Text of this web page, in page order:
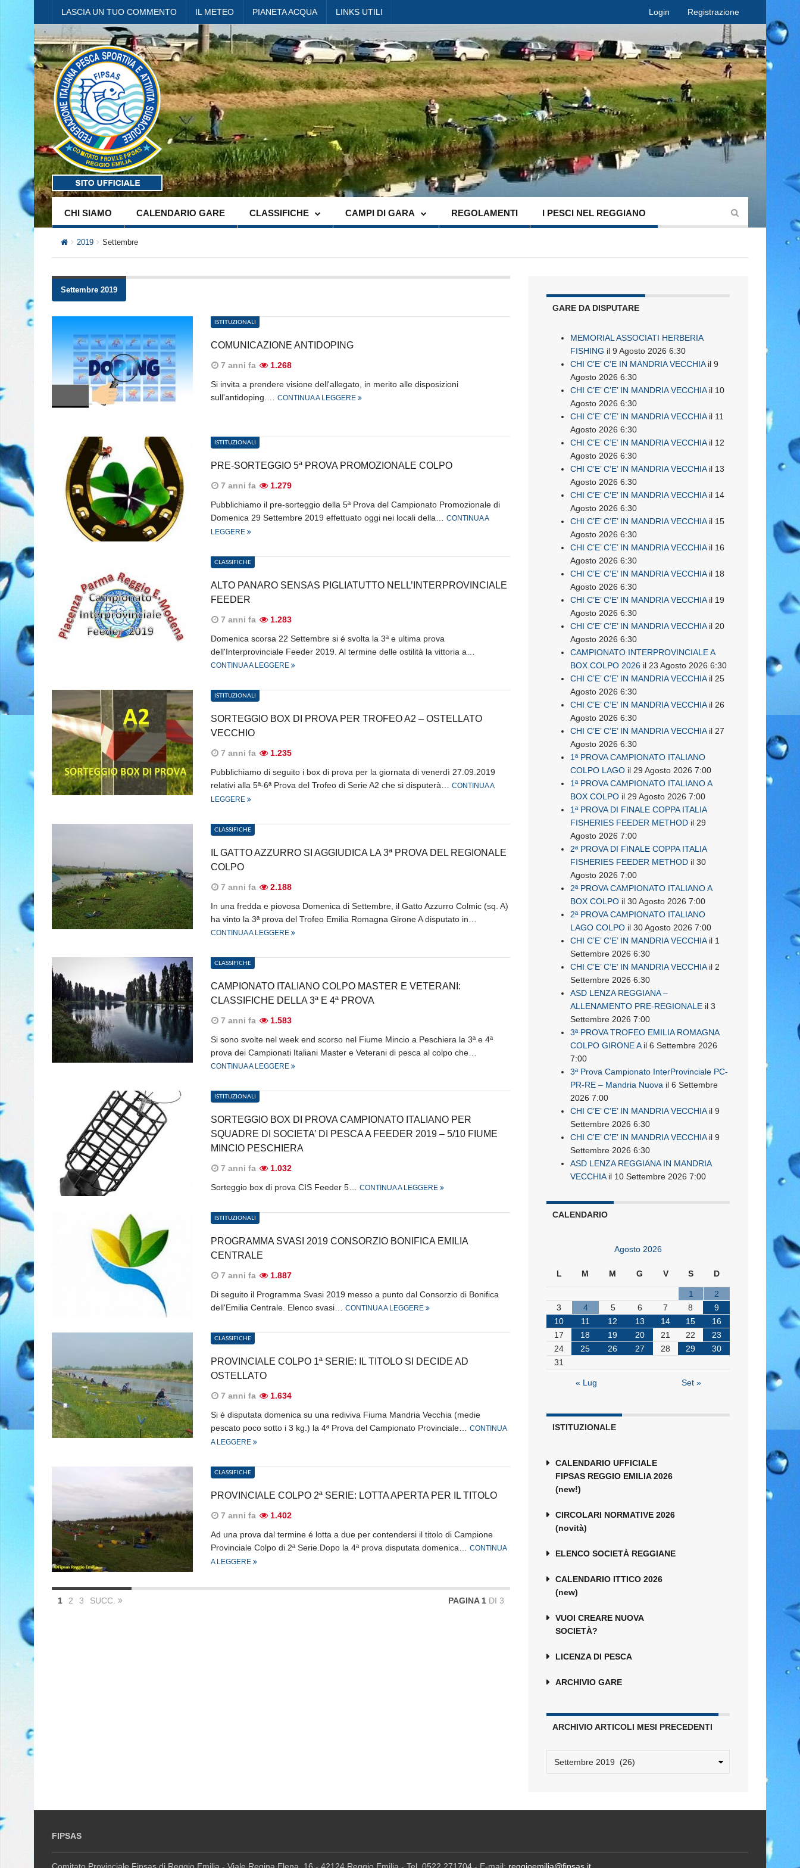
LASCIA UN TUO COMMENTO IL METEO PIANETA ACQUA LINKS UTILI Login Registrazione
CHI SIAMO CALENDARIO GARE CLASSIFICHE CAMPI DI GARA REGOLAMENTI I PESCI NEL REGGIANO
2019 Settembre
Settembre 2019
ISTITUZIONALI
COMUNICAZIONE ANTIDOPING
7 anni fa
1.268
Si invita a prendere visione dell'allegato, in merito alle disposizioni
sull'antidoping.… CONTINUA A LEGGERE
ISTITUZIONALI
PRE-SORTEGGIO 5ª PROVA PROMOZIONALE COLPO
7 anni fa
1.279
Pubblichiamo il pre-sorteggio della 5ª Prova del Campionato Promozionale di
Domenica 29 Settembre 2019 effettuato oggi nei locali della… CONTINUA A
LEGGERE
CLASSIFICHE
ALTO PANARO SENSAS PIGLIATUTTO NELL’INTERPROVINCIALE
FEEDER
7 anni fa
1.283
Domenica scorsa 22 Settembre si é svolta la 3ª e ultima prova
dell'Interprovinciale Feeder 2019. Al termine delle ostilità la vittoria a…
CONTINUA A LEGGERE
ISTITUZIONALI
SORTEGGIO BOX DI PROVA PER TROFEO A2 – OSTELLATO
VECCHIO
7 anni fa
1.235
Pubblichiamo di seguito i box di prova per la giornata di venerdì 27.09.2019
relativi alla 5ª-6ª Prova del Trofeo di Serie A2 che si disputerà… CONTINUA A
LEGGERE
CLASSIFICHE
IL GATTO AZZURRO SI AGGIUDICA LA 3ª PROVA DEL REGIONALE
COLPO
7 anni fa
2.188
In una fredda e piovosa Domenica di Settembre, il Gatto Azzurro Colmic (sq. A)
ha vinto la 3ª prova del Trofeo Emilia Romagna Girone A disputato in…
CONTINUA A LEGGERE
CLASSIFICHE
CAMPIONATO ITALIANO COLPO MASTER E VETERANI:
CLASSIFICHE DELLA 3ª E 4ª PROVA
7 anni fa
1.583
Si sono svolte nel week end scorso nel Fiume Mincio a Peschiera la 3ª e 4ª
prova dei Campionati Italiani Master e Veterani di pesca al colpo che…
CONTINUA A LEGGERE
ISTITUZIONALI
SORTEGGIO BOX DI PROVA CAMPIONATO ITALIANO PER
SQUADRE DI SOCIETA’ DI PESCA A FEEDER 2019 – 5/10 FIUME
MINCIO PESCHIERA
7 anni fa
1.032
Sorteggio box di prova CIS Feeder 5… CONTINUA A LEGGERE
ISTITUZIONALI
PROGRAMMA SVASI 2019 CONSORZIO BONIFICA EMILIA
CENTRALE
7 anni fa
1.887
Di seguito il Programma Svasi 2019 messo a punto dal Consorzio di Bonifica
dell'Emilia Centrale. Elenco svasi… CONTINUA A LEGGERE
CLASSIFICHE
PROVINCIALE COLPO 1ª SERIE: IL TITOLO SI DECIDE AD
OSTELLATO
7 anni fa
1.634
Si é disputata domenica su una rediviva Fiuma Mandria Vecchia (medie
pescato poco sotto i 3 kg.) la 4ª Prova del Campionato Provinciale… CONTINUA
A LEGGERE
CLASSIFICHE
PROVINCIALE COLPO 2ª SERIE: LOTTA APERTA PER IL TITOLO
7 anni fa
1.402
Ad una prova dal termine é lotta a due per contendersi il titolo di Campione
Provinciale Colpo di 2ª Serie.Dopo la 4ª prova disputata domenica… CONTINUA
A LEGGERE
1 2 3 SUCC. PAGINA 1 DI 3
GARE DA DISPUTARE
MEMORIAL ASSOCIATI HERBERIA
FISHING il 9 Agosto 2026 6:30
CHI C’E’ C’E IN MANDRIA VECCHIAil 9
Agosto 2026 6:30
CHI C’E’ C’E’ IN MANDRIA VECCHIAil 10
Agosto 2026 6:30
CHI C’E’ C’E’ IN MANDRIA VECCHIAil 11
Agosto 2026 6:30
CHI C’E’ C’E’ IN MANDRIA VECCHIAil 12
Agosto 2026 6:30
CHI C’E’ C’E’ IN MANDRIA VECCHIAil 13
Agosto 2026 6:30
CHI C’E’ C’E’ IN MANDRIA VECCHIAil 14
Agosto 2026 6:30
CHI C’E’ C’E’ IN MANDRIA VECCHIAil 15
Agosto 2026 6:30
CHI C’E’ C’E’ IN MANDRIA VECCHIAil 16
Agosto 2026 6:30
CHI C’E’ C’E’ IN MANDRIA VECCHIAil 18
Agosto 2026 6:30
CHI C’E’ C’E’ IN MANDRIA VECCHIAil 19
Agosto 2026 6:30
CHI C’E’ C’E’ IN MANDRIA VECCHIAil 20
Agosto 2026 6:30
CAMPIONATO INTERPROVINCIALE A
BOX COLPO 2026 il 23 Agosto 2026 6:30
CHI C’E’ C’E’ IN MANDRIA VECCHIAil 25
Agosto 2026 6:30
CHI C’E’ C’E’ IN MANDRIA VECCHIAil 26
Agosto 2026 6:30
CHI C’E’ C’E’ IN MANDRIA VECCHIAil 27
Agosto 2026 6:30
1ª PROVA CAMPIONATO ITALIANO
COLPO LAGO il 29 Agosto 2026 7:00
1ª PROVA CAMPIONATO ITALIANO A
BOX COLPO il 29 Agosto 2026 7:00
1ª PROVA DI FINALE COPPA ITALIA
FISHERIES FEEDER METHOD il 29
Agosto 2026 7:00
2ª PROVA DI FINALE COPPA ITALIA
FISHERIES FEEDER METHOD il 30
Agosto 2026 7:00
2ª PROVA CAMPIONATO ITALIANO A
BOX COLPO il 30 Agosto 2026 7:00
2ª PROVA CAMPIONATO ITALIANO
LAGO COLPO il 30 Agosto 2026 7:00
CHI C’E’ C’E’ IN MANDRIA VECCHIAil 1
Settembre 2026 6:30
CHI C’E’ C’E’ IN MANDRIA VECCHIAil 2
Settembre 2026 6:30
ASD LENZA REGGIANA –
ALLENAMENTO PRE-REGIONALE il 3
Settembre 2026 7:00
3ª PROVA TROFEO EMILIA ROMAGNA
COLPO GIRONE Ail 6 Settembre 2026
7:00
3ª Prova Campionato InterProvinciale PC-
PR-RE – Mandria Nuova il 6 Settembre
2026 7:00
CHI C’E’ C’E’ IN MANDRIA VECCHIAil 9
Settembre 2026 6:30
CHI C’E’ C’E’ IN MANDRIA VECCHIAil 9
Settembre 2026 6:30
ASD LENZA REGGIANA IN MANDRIA
VECCHIAil 10 Settembre 2026 7:00
CALENDARIO
Agosto 2026
L M M G V S D
1
2
3
4 5 6 7 8
9
10
11 12 13 14 15
16
17
18 19 20 21 22
23
24
25 26 27 28 29
30
31
« Lug Set »
ISTITUZIONALE
CALENDARIO UFFICIALE
FIPSAS REGGIO EMILIA 2026
(new!)
CIRCOLARI NORMATIVE 2026
(novità)
ELENCO SOCIETÀ REGGIANE
CALENDARIO ITTICO 2026
(new)
VUOI CREARE NUOVA
SOCIETÀ?
LICENZA DI PESCA
ARCHIVIO GARE
ARCHIVIO ARTICOLI MESI PRECEDENTI
FIPSAS